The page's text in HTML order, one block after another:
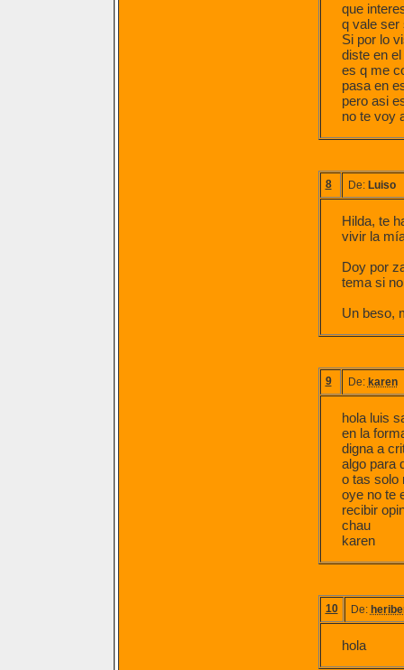
que
q vale ser
Si por lo
diste en
es q me
pasa en
pero asi
no te voy
8 De: Luiso
Hilda, te
vivir la
Doy por
tema si
Un beso,
9 De: karen
hola luis
en la
digna a
algo para
o tas solo
oye no te
recibir
chau
karen
10 De:
hola